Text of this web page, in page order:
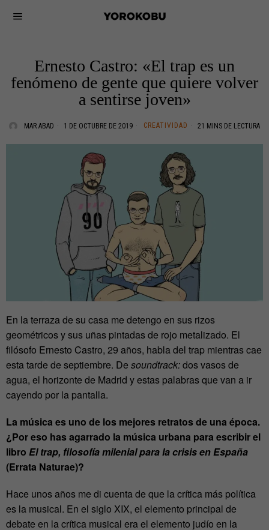
Ernesto Castro: «El trap es un
fenómeno de gente que quiere volver
a sentirse joven»
MAR ABAD 1 DE OCTUBRE DE 2019 CREATIVIDAD 21 MINS DE LECTURA
En la terraza de su casa me detengo en sus rizos
geométricos y sus uñas pintadas de rojo metalizado. El
filósofo Ernesto Castro, 29 años, habla del trap mientras cae
esta tarde de septiembre. De soundtrack:dos vasos de
agua, el horizonte de Madrid y estas palabras que van a ir
cayendo por la pantalla.
La música es uno de los mejores retratos de una época.
¿Por eso has agarrado la música urbana para escribir el
libro El trap, filosofía milenial para la crisis en España
(Errata Naturae)?
Hace unos años me di cuenta de que la crítica más política
es la musical. En el siglo XIX, el elemento principal de
debate en la crítica musical era el elemento judío en la